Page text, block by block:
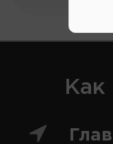
Как